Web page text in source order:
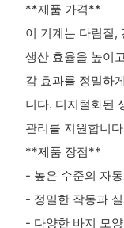
**제품 가격**
이 기계는 다림질,
생산 효율을 높이
감 효과를 정밀하
니다. 디지털화된
관리를 지원합니
**제품 장점**
- 높은 수준의 자
- 정밀한 작동과
- 다양한 바지 모